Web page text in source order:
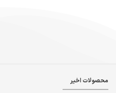
محصولات اخیر